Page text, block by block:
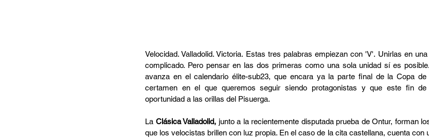
Velocidad. Valladolid. Victoria. Estas tres palabras empiezan con 'V'. Unirlas en
complicado. Pero pensar en las dos primeras como una sola unidad sí es
avanza en el calendario élite-sub23, que encara ya la parte final de la Copa
certamen en el que queremos seguir siendo protagonistas y que este fin
oportunidad a las orillas del Pisuerga.
La Clásica Valladolid, junto a la recientemente disputada prueba de Ontur, forman
que los velocistas brillen con luz propia. En el caso de la cita castellana, cuenta con